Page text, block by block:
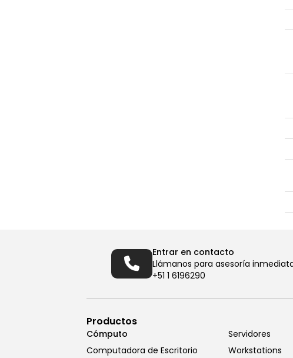
Entrar en contacto
Llámanos para asesoría
+51 1 6196290
Productos
Cómputo
Computadora de Escritorio
Servidores
Workstations